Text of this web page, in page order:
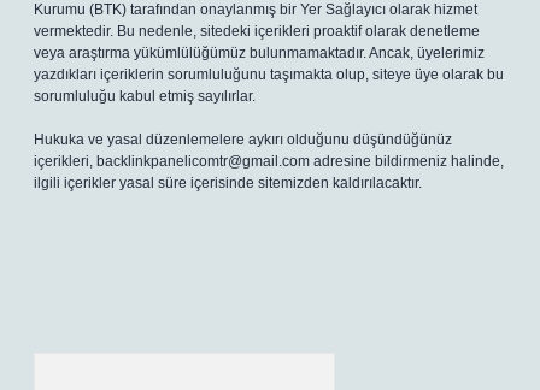
Kurumu (BTK) tarafından onaylanmış bir Yer Sağlayıcı olarak hizmet
vermektedir. Bu nedenle, sitedeki içerikleri proaktif olarak denetleme
veya araştırma yükümlülüğümüz bulunmamaktadır. Ancak, üyelerimiz
yazdıkları içeriklerin sorumluluğunu taşımakta olup, siteye üye olarak bu
sorumluluğu kabul etmiş sayılırlar.
Hukuka ve yasal düzenlemelere aykırı olduğunu düşündüğünüz
içerikleri, backlinkpanelicomtr@gmail.com adresine bildirmeniz halinde,
ilgili içerikler yasal süre içerisinde sitemizden kaldırılacaktır.